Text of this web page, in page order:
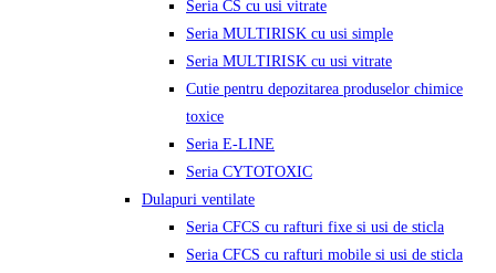
Seria CS cu usi vitrate
Seria MULTIRISK cu usi simple
Seria MULTIRISK cu usi vitrate
Cutie pentru depozitarea produselor chimice
toxice
Seria E-LINE
Seria CYTOTOXIC
Dulapuri ventilate
Seria CFCS cu rafturi fixe si usi de sticla
Seria CFCS cu rafturi mobile si usi de sticla